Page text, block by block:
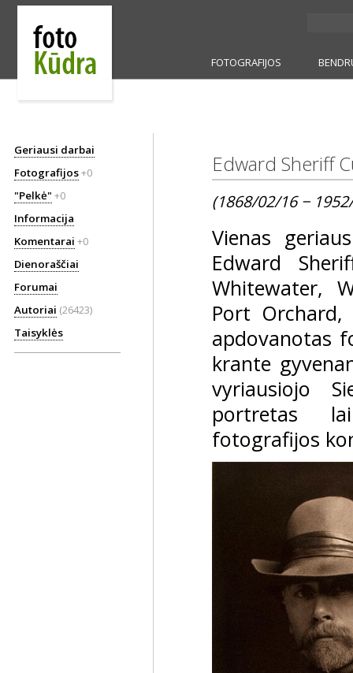
FOTOGRAFIJOS
Geriausi darbai
Fotografijos+0
"Pelkė" +0
Informacija
Komentarai +0
Dienoraščiai
Forumai
Autoriai (26423)
Taisyklės
Edward Sheriff
(1868/02/16 −
Vienas
Edward
Whitewater,
Port Orchard,
apdovanotas
krante
vyriausiojo
portretas
fotografijos